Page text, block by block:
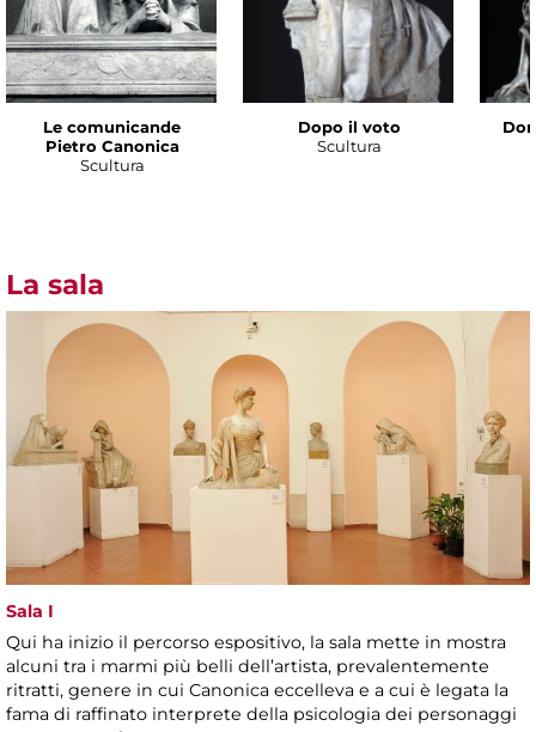
Le comunicande
Pietro Canonica
Scultura
Dopo il voto
Scultura
La sala
Sala I
Qui ha inizio il percorso espositivo, la sala mette in mostra
alcuni tra i marmi più belli dell’artista, prevalentemente
ritratti, genere in cui Canonica eccelleva e a cui è legata la
fama di raffinato interprete della psicologia dei personaggi